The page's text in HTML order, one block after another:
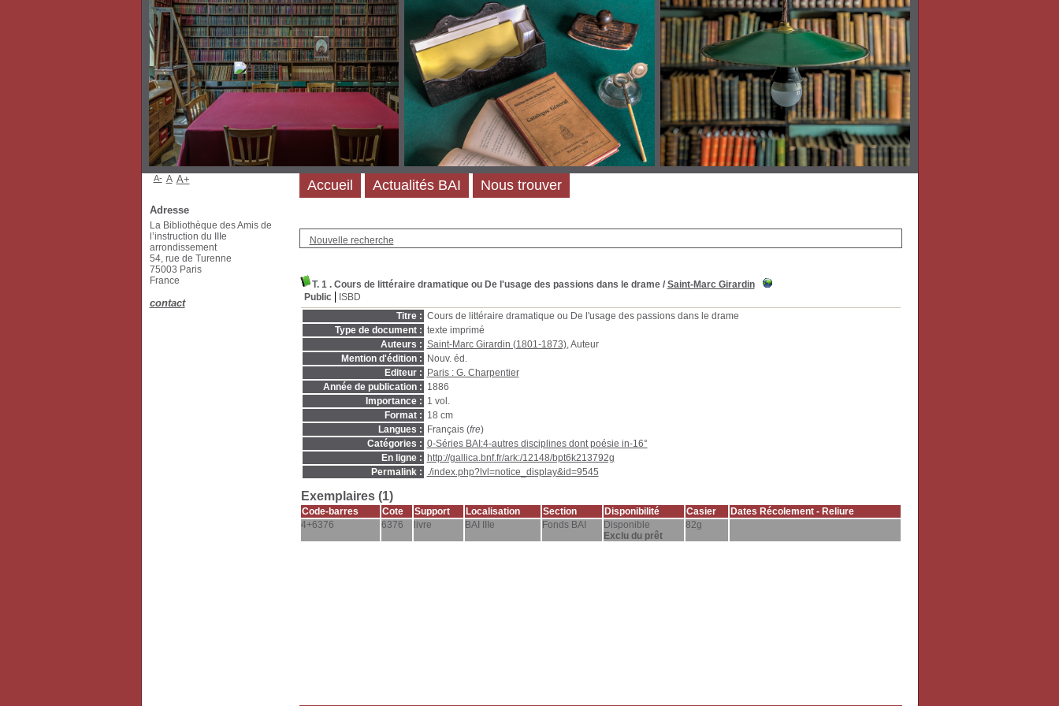
Nouvelle recherche
T. 1 . Cours de littéraire dramatique ou De l'usage des passions dans le drame/ Saint-Marc Girardin
Public
ISBD
Titre : Cours de littéraire dramatique ou De l'usage des passions dans le drame
Type de document : texte imprimé
Auteurs : Saint-Marc Girardin (1801-1873), Auteur
Mention d'édition :
Nouv. éd.
Editeur :
Paris : G. Charpentier
Année de publication : 1886
Importance : 1 vol.
Format : 18 cm
Langues :
Français (fre)
Catégories : 0-Séries BAI:4-autres disciplines dont poésie in-16°
En ligne :
http://gallica.bnf.fr/ark:/12148/bpt6k213792g
Permalink : ./index.php?lvl=notice_display&id=9545
Exemplaires (1)
Code-barres Cote Support Localisation Section Disponibilité Casier
Dates Récolement - Reliure
4+6376
6376 livre BAI IIIe Fonds BAI
Disponible
Exclu du prêt
82g
Accueil Actualités BAI Nous trouver
A- A A+
Adresse
La Bibliothèque des Amis de
l’instruction du IIIe
arrondissement
54, rue de Turenne
75003 Paris
France
contact